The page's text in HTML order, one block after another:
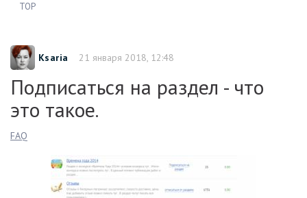
TOP
Ksaria 21 января 2018, 12:48
Подписаться на раздел - что
это такое.
FAQ